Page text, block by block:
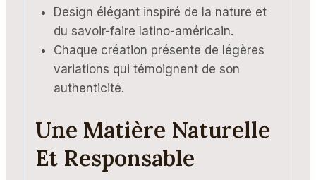
Design élégant inspiré de la nature et
du savoir-faire latino-américain.
Chaque création présente de légères
variations qui témoignent de son
authenticité.
Une Matière Naturelle
Et Responsable